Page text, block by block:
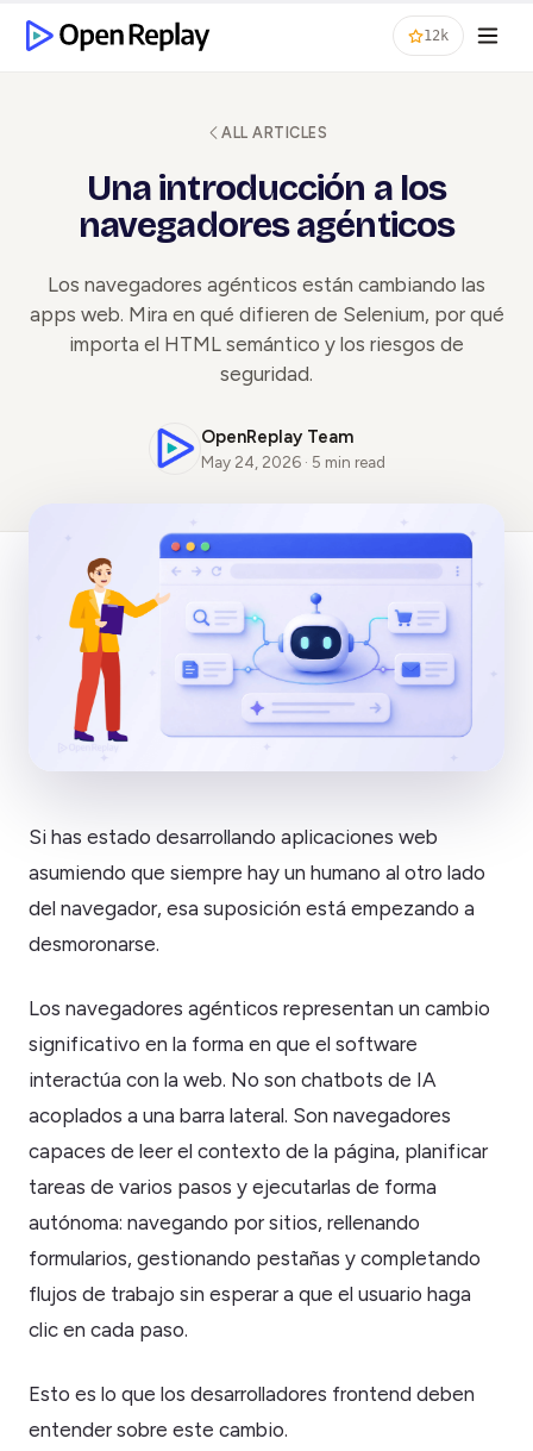
12k
ALL ARTICLES
Una introducción a los
navegadores agénticos
Los navegadores agénticos están cambiando las
apps web. Mira en qué difieren de Selenium, por qué
importa el HTML semántico y los riesgos de
seguridad.
OpenReplay Team
May 24, 2026 · 5 min read
Si has estado desarrollando aplicaciones web
asumiendo que siempre hay un humano al otro lado
del navegador, esa suposición está empezando a
desmoronarse.
Los navegadores agénticos representan un cambio
significativo en la forma en que el software
interactúa con la web. No son chatbots de IA
acoplados a una barra lateral. Son navegadores
capaces de leer el contexto de la página, planificar
tareas de varios pasos y ejecutarlas de forma
autónoma: navegando por sitios, rellenando
formularios, gestionando pestañas y completando
flujos de trabajo sin esperar a que el usuario haga
clic en cada paso.
Esto es lo que los desarrolladores frontend deben
entender sobre este cambio.